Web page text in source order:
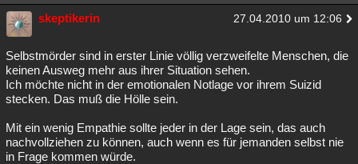
skeptikerin 27.04.2010 um 12:06
Selbstmörder sind in erster Linie völlig verzweifelte Menschen, die
keinen Ausweg mehr aus ihrer Situation sehen.
Ich möchte nicht in der emotionalen Notlage vor ihrem Suizid
stecken. Das muß die Hölle sein.
Mit ein wenig Empathie sollte jeder in der Lage sein, das auch
nachvollziehen zu können, auch wenn es für jemanden selbst nie
in Frage kommen würde.